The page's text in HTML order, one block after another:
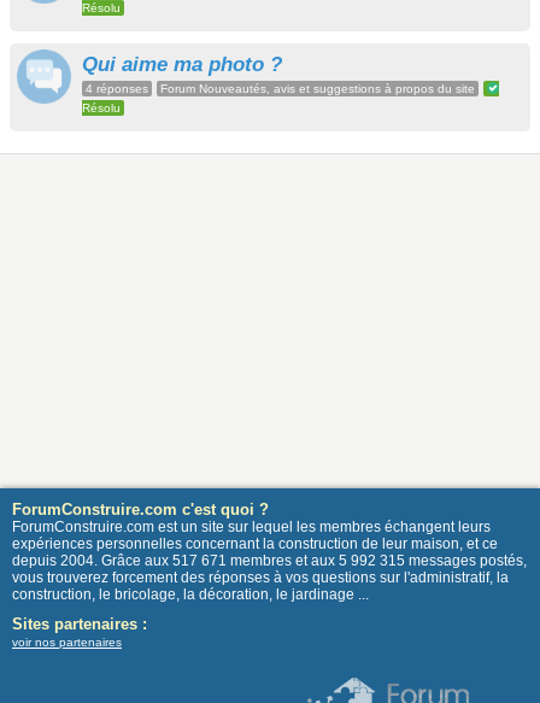
Résolu
Qui aime ma photo ?
4 réponses
Forum Nouveautés, avis et suggestions à propos du site
Résolu
ForumConstruire.com c'est quoi ?
ForumConstruire.com est un site sur lequel les membres échangent leurs
expériences personnelles concernant la construction de leur maison, et ce
depuis 2004. Grâce aux 517 671 membres et aux 5 992 315 messages postés,
vous trouverez forcement des réponses à vos questions sur l'administratif, la
construction, le bricolage, la décoration, le jardinage ...
Sites partenaires :
voir nos partenaires